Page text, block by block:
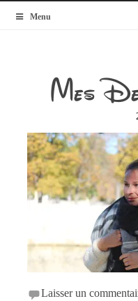
Menu
Mes
Laisser un